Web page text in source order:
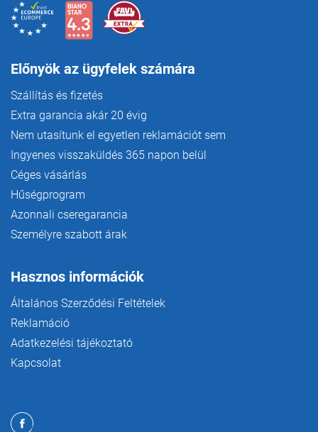
Előnyök az ügyfelek számára
Szállítás és fizetés
Extra garancia akár 20 évig
Nem utasítunk el egyetlen reklamációt sem
Ingyenes visszaküldés 365 napon belül
Céges vásárlás
Hűségprogram
Azonnali cseregarancia
Személyre szabott árak
Hasznos információk
Általános Szerződési Feltételek
Reklamáció
Adatkezelési tájékoztató
Kapcsolat